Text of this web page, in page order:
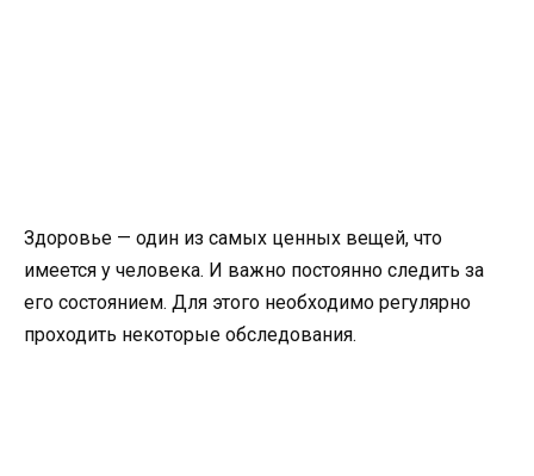
Здоровье — один из самых ценных вещей, что
имеется у человека. И важно постоянно следить за
его состоянием. Для этого необходимо регулярно
проходить некоторые обследования.